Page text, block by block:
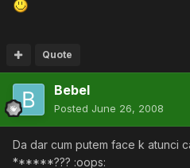
Quote
Bebel
Posted June 26, 2008
Da dar cum putem face k atunci
******??? :oops: